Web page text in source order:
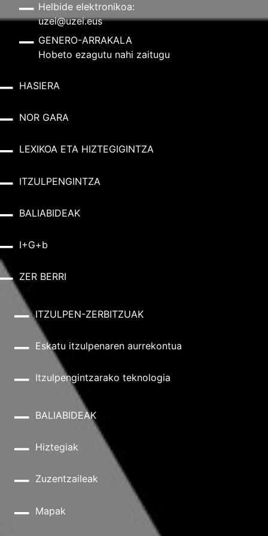
Helbide elektronikoa:
uzei@uzei.eus
GENERO-ARRAKALA
Hobeto ezagutu nahi zaitugu
HASIERA
NOR GARA
LEXIKOA ETA HIZTEGIGINTZA
ITZULPENGINTZA
BALIABIDEAK
I+G+b
ZER BERRI
ITZULPEN-ZERBITZUAK
Eskatu itzulpenaren aurrekontua
Itzulpengintzarako teknologia
BALIABIDEAK
Hiztegiak
Zuzentzaileak
Mapak